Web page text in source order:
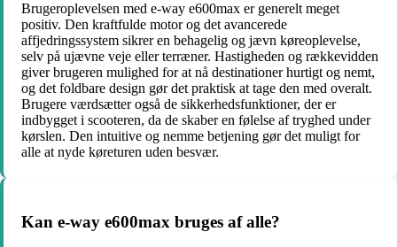
Brugeroplevelsen med e-way e600max er generelt meget
positiv. Den kraftfulde motor og det avancerede
affjedringssystem sikrer en behagelig og jævn køreoplevelse,
selv på ujævne veje eller terræner. Hastigheden og rækkevidden
giver brugeren mulighed for at nå destinationer hurtigt og nemt,
og det foldbare design gør det praktisk at tage den med overalt.
Brugere værdsætter også de sikkerhedsfunktioner, der er
indbygget i scooteren, da de skaber en følelse af tryghed under
kørslen. Den intuitive og nemme betjening gør det muligt for
alle at nyde køreturen uden besvær.
Kan e-way e600max bruges af alle?